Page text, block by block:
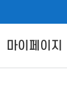
마이페이지